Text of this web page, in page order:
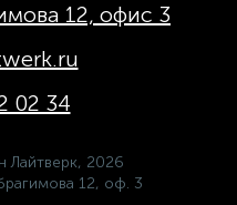
12, офис 3
02 34
Лайтверк, 2026
12, оф. 3